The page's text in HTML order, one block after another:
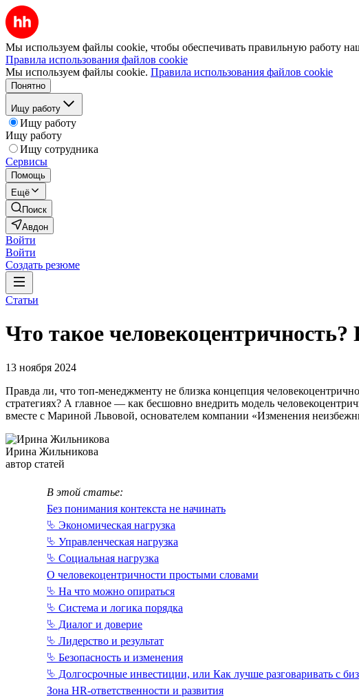
Мы используем файлы cookie, чтобы обеспечивать правильную работу
Правила использования файлов cookie
Мы используем файлы cookie. Правила использования файлов cookie
Понятно
Ищу работу
Ищу работу
Ищу работу
Ищу сотрудника
Сервисы
Помощь
Ещё
Поиск
Авдон
Войти
Войти
Создать резюме
Статьи
Что такое
13 ноября 2024
Правда ли, что топ-менеджменту не близка концепция
стратегиях? А главное — как бесшовно внедрить модель
вместе с Мариной Львовой, основателем компании «Изменения
Ирина Жильникова
автор статей
В этой статье:
Без понимания контекста не начинать
⮱ Экономическая нагрузка
⮱ Управленческая нагрузка
⮱ Социальная нагрузка
О человекоцентричности простыми словами
⮱ На что можно опираться
⮱ Система и логика порядка
⮱ Диалог и доверие
⮱ Лидерство и результат
⮱ Безопасность и изменения
⮱ Долгосрочные инвестиции, или Как лучше разговаривать с
Зона HR-ответственности и развития